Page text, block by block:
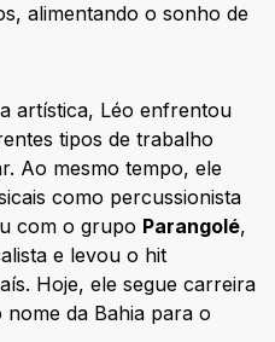
alimentando o sonho de
artística, Léo enfrentou
tipos de trabalho
Ao mesmo tempo, ele
como percussionista
com o grupo Parangolé,
e levou o hit
Hoje, ele segue carreira
da Bahia para o